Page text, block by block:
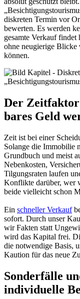
diskreten Termin vor
bewerten. Es werden
gesamte Verkauf findet
ohne neugierige Blicke
können.
Der
bares Geld
Zeit ist bei einer
Solange die Immobilie
Grundbuch und meist
Nebenkosten,
Tilgungsraten laufen
Konflikte darüber, wer
beide vielleicht schon
Ein schneller Verkauf
sofort. Durch unser
wir Fakten statt
wird das Kapital frei.
die notwendige Basis,
Kaution für das neue
Sonderfälle
individuelle